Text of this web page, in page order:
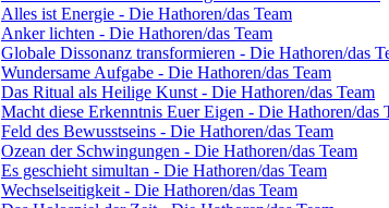
Alles ist Energie - Die Hathoren/das Team
Anker lichten - Die Hathoren/das Team
Globale Dissonanz transformieren - Die Hathoren/das
Wundersame Aufgabe - Die Hathoren/das Team
Das Ritual als Heilige Kunst - Die Hathoren/das Team
Macht diese Erkenntnis Euer Eigen - Die Hathoren/das
Feld des Bewusstseins - Die Hathoren/das Team
Ozean der Schwingungen - Die Hathoren/das Team
Es geschieht simultan - Die Hathoren/das Team
Wechselseitigkeit - Die Hathoren/das Team